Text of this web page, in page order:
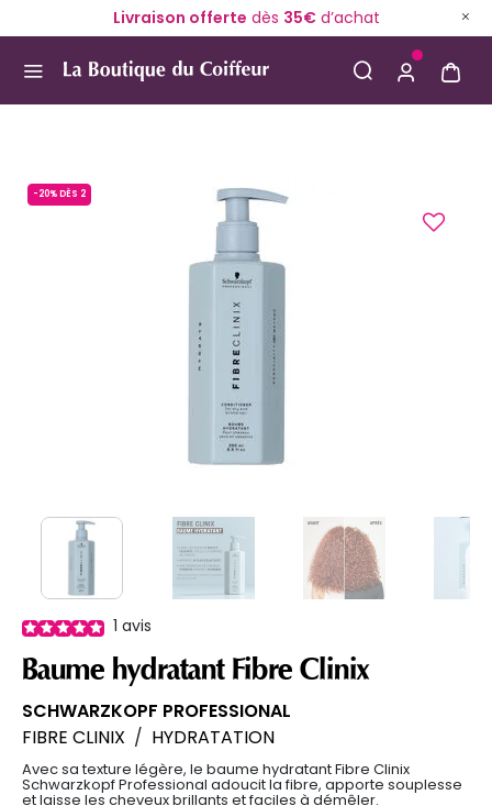
Livraison offerte dès 35€d’achat
-20% DÈS 2
1 avis
Baume hydratant Fibre Clinix
SCHWARZKOPF PROFESSIONAL
FIBRE CLINIX / HYDRATATION
Avec sa texture légère, le baume hydratant Fibre Clinix
Schwarzkopf Professional adoucit la fibre, apporte souplesse
et laisse les cheveux brillants et faciles à démêler.